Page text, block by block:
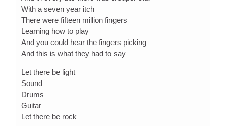
With a seven year itch
There were fifteen million fingers
Learning how to play
And you could hear the fingers picking
And this is what they had to say
Let there be light
Sound
Drums
Guitar
Let there be rock